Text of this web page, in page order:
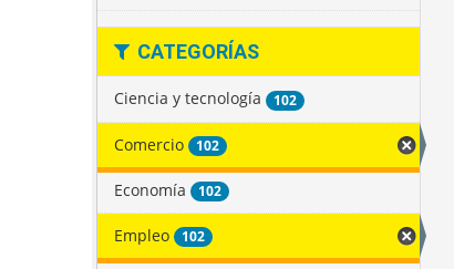
CATEGORÍAS
Ciencia y tecnología 102
Comercio 102
Economía 102
Empleo 102